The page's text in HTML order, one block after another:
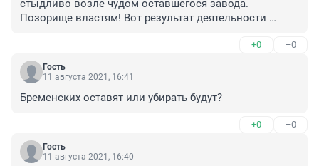
стыдливо возле чудом оставшегося завода.
Позорище властям! Вот результат деятельности
промышленность и сельское хозяйство, экономика
висит на волоске нефтегазовом и на рабском труде
россиян. Поддельные голосования и выборы,
+0 –0
Гость
11 августа 2021, 16:41
Бременских оставят или убирать будут?
+0 –0
Гость
11 августа 2021, 16:40